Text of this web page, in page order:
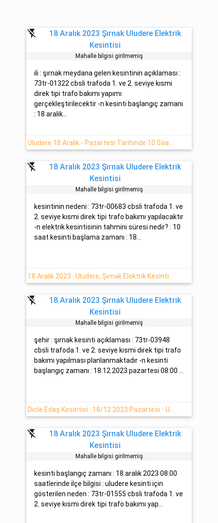
flash_off
18 Aralık 2023 Şırnak Uludere Elektrik
Kesintisi
Mahalle bilgisi girilmemiş
ili : şırnak meydana gelen kesintinin açıklaması :
73tr-01322 cbsli trafoda 1. ve 2. seviye kısmi
direk tipi trafo bakımı yapımı
gerçekleştirilecektir -n kesinti başlangıç zamanı
: 18 aralık...
flash_off
18 Aralık 2023 Şırnak Uludere Elektrik
Kesintisi
Mahalle bilgisi girilmemiş
kesintinin nedeni : 73tr-00683 cbsli trafoda 1. ve
2. seviye kısmi direk tipi trafo bakımı yapılacaktır
-n elektrik kesintisinin tahmini süresi nedir? : 10
saat kesinti başlama zamanı : 18...
flash_off
18 Aralık 2023 Şırnak Uludere Elektrik
Kesintisi
Mahalle bilgisi girilmemiş
şehir : şırnak kesinti açıklaması : 73tr-03948
cbsli trafoda 1. ve 2. seviye kısmi direk tipi trafo
bakımı yapılması planlanmaktadır -n kesinti
başlangıç zamanı : 18.12.2023 pazartesi 08:00 ...
flash_off
18 Aralık 2023 Şırnak Uludere Elektrik
Kesintisi
Mahalle bilgisi girilmemiş
kesinti başlangıç zamanı : 18 aralık 2023 08:00
saatlerinde ilçe bilgisi : uludere kesinti için
gösterilen neden : 73tr-01555 cbsli trafoda 1. ve
2. seviye kısmi direk tipi trafo bakımı yap...